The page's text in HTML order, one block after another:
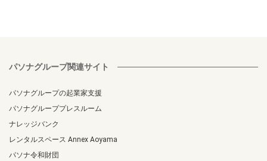
パソナグループ関連サイト
パソナグループの起業家支援
パソナグループプレスルーム
ナレッジバンク
レンタルスペース Annex Aoyama
パソナ令和財団